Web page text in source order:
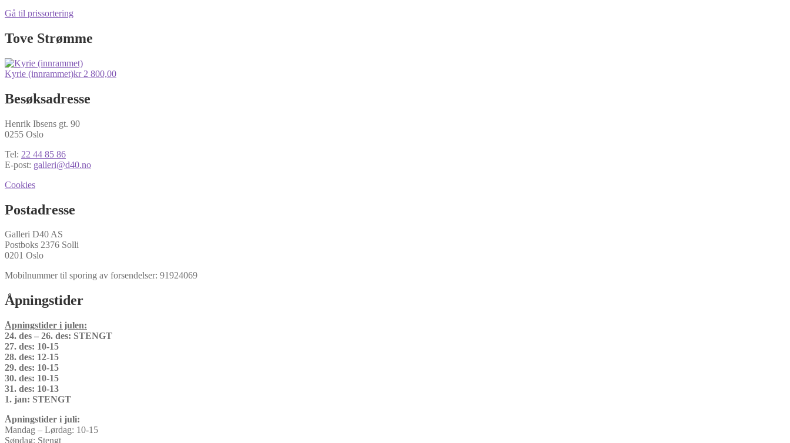
Gå til prissortering
Tove Strømme
Kyrie (innrammet)kr2 800,00
Besøksadresse
Henrik Ibsens gt. 90
0255 Oslo
Tel: 22 44 85 86
E-post: galleri@d40.no
Cookies
Postadresse
Galleri D40 AS
Postboks 2376 Solli
0201 Oslo
Mobilnummer til sporing av forsendelser: 91924069
Åpningstider
Åpningstider i julen:
24. des – 26. des: STENGT
27. des: 10-15
28. des: 12-15
29. des: 10-15
30. des: 10-15
31. des: 10-13
1. jan: STENGT
Åpningstider i juli:
Mandag – Lørdag: 10-15
Søndag: Stengt